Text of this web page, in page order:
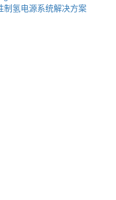
制氢电源系统解决方案